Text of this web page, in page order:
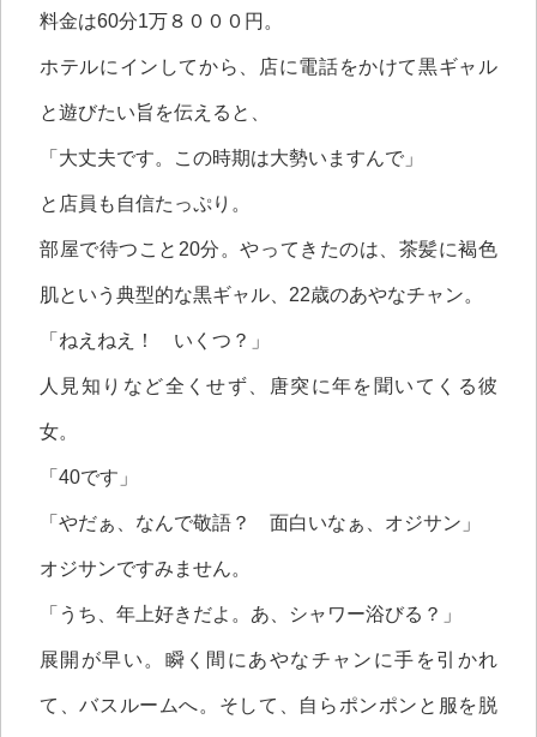
料金は60分1万８０００円。
ホテルにインしてから、店に電話をかけて黒ギャル
と遊びたい旨を伝えると、
「大丈夫です。この時期は大勢いますんで」
と店員も自信たっぷり。
部屋で待つこと20分。やってきたのは、茶髪に褐色
肌という典型的な黒ギャル、22歳のあやなチャン。
「ねえねえ！ いくつ？」
人見知りなど全くせず、唐突に年を聞いてくる彼
女。
「40です」
「やだぁ、なんで敬語？ 面白いなぁ、オジサン」
オジサンですみません。
「うち、年上好きだよ。あ、シャワー浴びる？」
展開が早い。瞬く間にあやなチャンに手を引かれ
て、バスルームへ。そして、自らポンポンと服を脱